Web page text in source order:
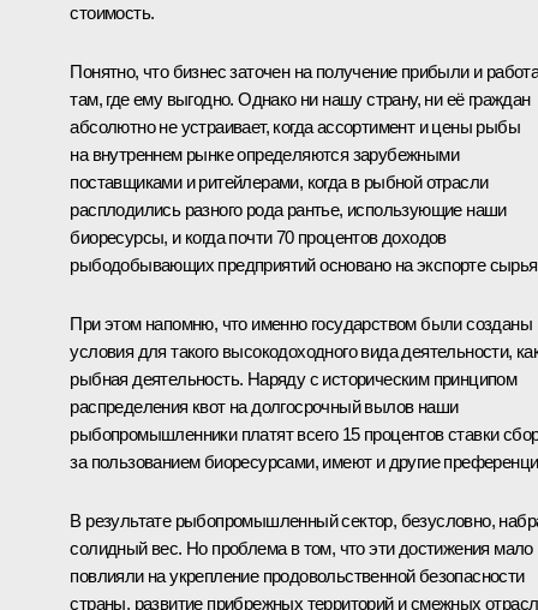
стоимость.
Понятно, что бизнес заточен на получение прибыли и
там, где ему выгодно. Однако ни нашу страну, ни её граждан
абсолютно не устраивает, когда ассортимент и цены рыбы
на внутреннем рынке определяются зарубежными
поставщиками и ритейлерами, когда в рыбной отрасли
расплодились разного рода рантье, использующие наши
биоресурсы, и когда почти 70 процентов доходов
рыбодобывающих предприятий основано на экспорте
При этом напомню, что именно государством были созданы
условия для такого высокодоходного вида деятельности,
рыбная деятельность. Наряду с историческим принципом
распределения квот на долгосрочный вылов наши
рыбопромышленники платят всего 15 процентов ставки
за пользованием биоресурсами, имеют и другие
В результате рыбопромышленный сектор, безусловно,
солидный вес. Но проблема в том, что эти достижения мало
повлияли на укрепление продовольственной безопасности
страны, развитие прибрежных территорий и смежных